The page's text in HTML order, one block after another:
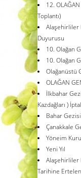
12.
Toplantı)
Alaşehirliler
Duyurusu
10. Olağan
10. Olağan
Olağanüstü
OLAĞAN
İlkbahar
Kazdağları )
Bahar
Çanakkale
Yöneim
Yeni Yıl
Alaşehirliler
Tarihine